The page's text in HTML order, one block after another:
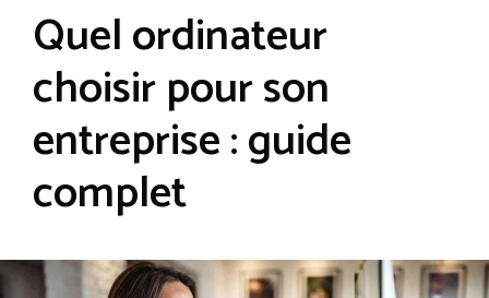
Quel ordinateur
choisir pour son
entreprise : guide
complet